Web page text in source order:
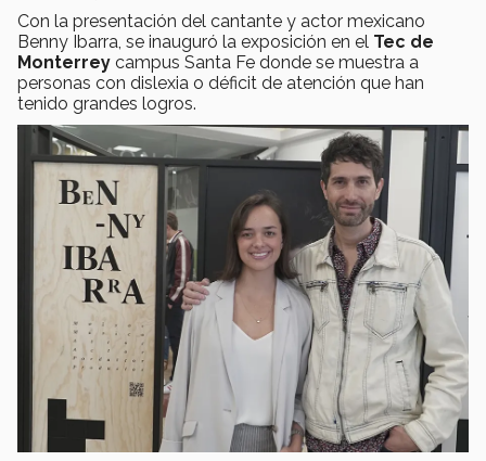
Con la presentación del cantante y actor mexicano
Benny Ibarra, se inauguró la exposición en el Tec de
Monterrey campus Santa Fe donde se muestra a
personas con dislexia o déficit de atención que han
tenido grandes logros.